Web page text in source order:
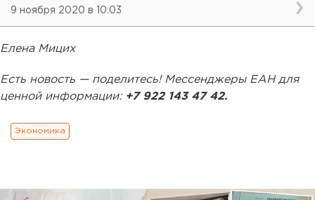
9 ноября 2020 в 10:03
Елена Мицих
Есть новость — поделитесь! Мессенджеры ЕАН для
ценной информации: +7 922 143 47 42.
Экономика